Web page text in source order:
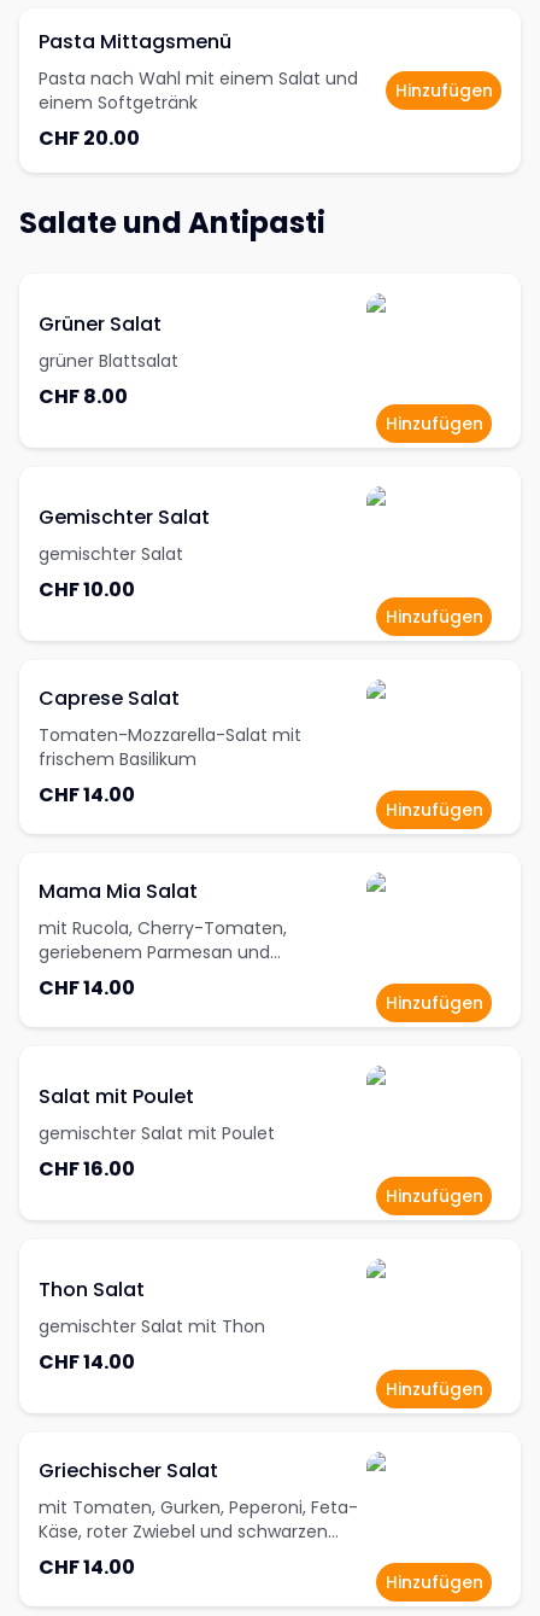
Pasta Mittagsmenü
Pasta nach Wahl mit einem Salat und
einem Softgetränk
CHF 20.00
Hinzufügen
Salate und Antipasti
Grüner Salat
grüner Blattsalat
CHF 8.00
Hinzufügen
Gemischter Salat
gemischter Salat
CHF 10.00
Hinzufügen
Caprese Salat
Tomaten-Mozzarella-Salat mit
frischem Basilikum
CHF 14.00
Hinzufügen
Mama Mia Salat
mit Rucola, Cherry-Tomaten,
geriebenem Parmesan und
Champignons
CHF 14.00
Hinzufügen
Salat mit Poulet
gemischter Salat mit Poulet
CHF 16.00
Hinzufügen
Thon Salat
gemischter Salat mit Thon
CHF 14.00
Hinzufügen
Griechischer Salat
mit Tomaten, Gurken, Peperoni, Feta-
Käse, roter Zwiebel und schwarzen
Oliven
CHF 14.00
Hinzufügen